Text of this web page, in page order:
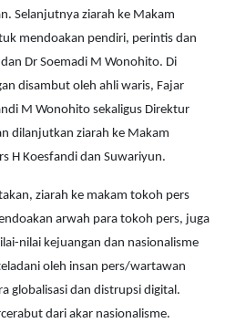
Selanjutnya ziarah ke Makam
mendoakan pendiri, perintis dan
Dr Soemadi M Wonohito. Di
disambut oleh ahli waris, Fajar
M Wonohito sekaligus Direktur
dilanjutkan ziarah ke Makam
H Koesfandi dan Suwariyun.
ziarah ke makam tokoh pers
arwah para tokoh pers, juga
nilai kejuangan dan nasionalisme
oleh insan pers/wartawan
globalisasi dan distrupsi digital.
dari akar nasionalisme.